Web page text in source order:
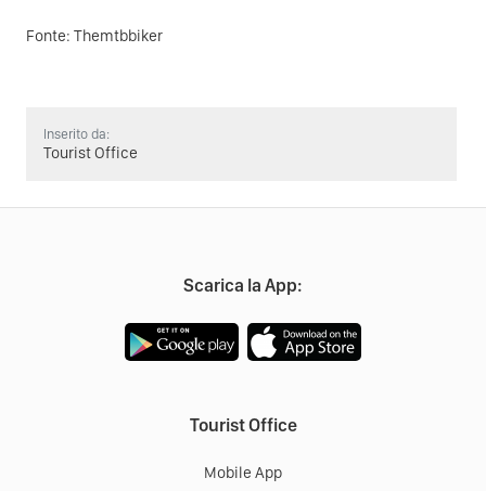
Fonte: Themtbbiker
Inserito da:
Tourist Office
Scarica la App:
Tourist Office
Mobile App